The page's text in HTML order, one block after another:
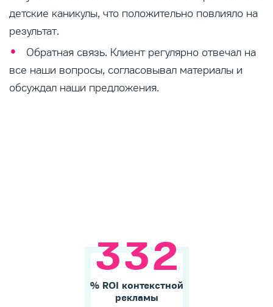
детские каникулы, что положительно повлияло на
результат.
Обратная связь. Клиент регулярно отвечал на
все наши вопросы, согласовывал материалы и
обсуждал наши предложения.
332
% ROI контекстной
рекламы